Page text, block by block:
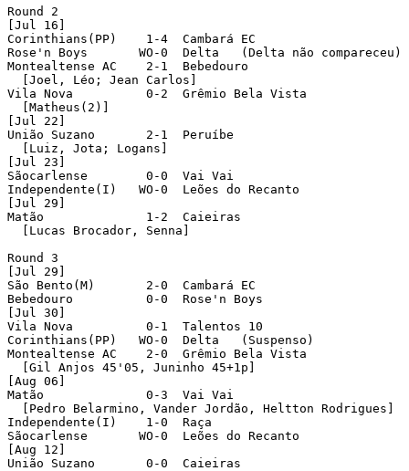
Round 2
[Jul 16]
Corinthians(PP)    1-4  Cambará EC
Rose'n Boys       WO-0  Delta   (Delta não compareceu)
Montealtense AC    2-1  Bebedouro
  [Joel, Léo; Jean Carlos]
Vila Nova          0-2  Grêmio Bela Vista
  [Matheus(2)]
[Jul 22]
União Suzano       2-1  Peruíbe
  [Luiz, Jota; Logans]
[Jul 23]
Sãocarlense        0-0  Vai Vai
Independente(I)   WO-0  Leões do Recanto
[Jul 29]
Matão              1-2  Caieiras
  [Lucas Brocador, Senna]
Round 3
[Jul 29]
São Bento(M)       2-0  Cambará EC
Bebedouro          0-0  Rose'n Boys
[Jul 30]
Vila Nova          0-1  Talentos 10
Corinthians(PP)   WO-0  Delta   (Suspenso)
Montealtense AC    2-0  Grêmio Bela Vista
  [Gil Anjos 45'05, Juninho 45+1p]
[Aug 06]
Matão              0-3  Vai Vai
  [Pedro Belarmino, Vander Jordão, Heltton Rodrigues]
Independente(I)    1-0  Raça
Sãocarlense       WO-0  Leões do Recanto
[Aug 12]
União Suzano       0-0  Caieiras